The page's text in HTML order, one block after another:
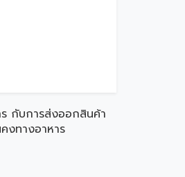
กับการส่งออกสินค้า
งทางอาหาร